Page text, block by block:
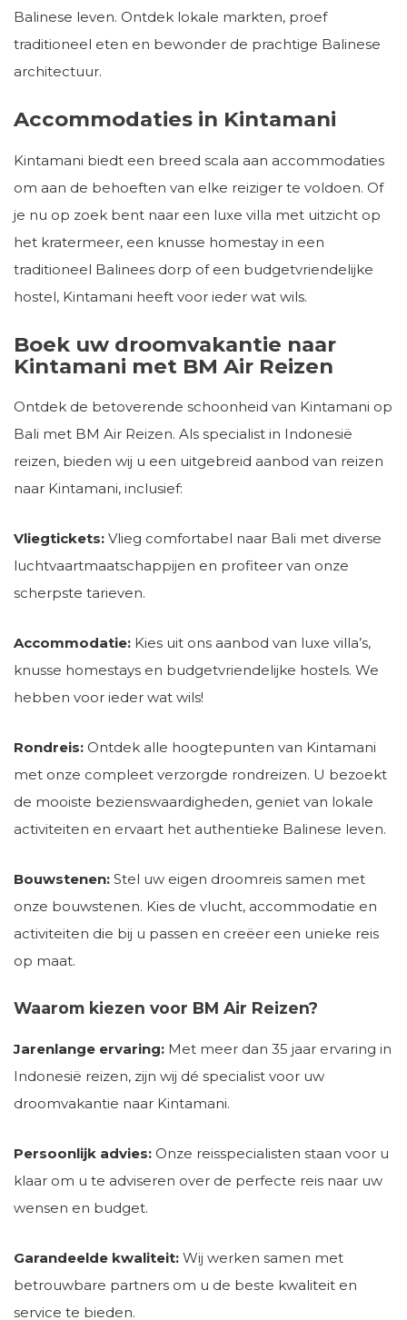
Balinese leven. Ontdek lokale markten, proef
traditioneel eten en bewonder de prachtige Balinese
architectuur.
Accommodaties in Kintamani
Kintamani biedt een breed scala aan accommodaties
om aan de behoeften van elke reiziger te voldoen. Of
je nu op zoek bent naar een luxe villa met uitzicht op
het kratermeer, een knusse homestay in een
traditioneel Balinees dorp of een budgetvriendelijke
hostel, Kintamani heeft voor ieder wat wils.
Boek uw droomvakantie naar
Kintamani met BM Air Reizen
Ontdek de betoverende schoonheid van Kintamani op
Bali met BM Air Reizen. Als specialist in Indonesië
reizen, bieden wij u een uitgebreid aanbod van reizen
naar Kintamani, inclusief:
Vliegtickets: Vlieg comfortabel naar Bali met diverse
luchtvaartmaatschappijen en profiteer van onze
scherpste tarieven.
Accommodatie: Kies uit ons aanbod van luxe villa’s,
knusse homestays en budgetvriendelijke hostels. We
hebben voor ieder wat wils!
Rondreis: Ontdek alle hoogtepunten van Kintamani
met onze compleet verzorgde rondreizen. U bezoekt
de mooiste bezienswaardigheden, geniet van lokale
activiteiten en ervaart het authentieke Balinese leven.
Bouwstenen: Stel uw eigen droomreis samen met
onze bouwstenen. Kies de vlucht, accommodatie en
activiteiten die bij u passen en creëer een unieke reis
op maat.
Waarom kiezen voor BM Air Reizen?
Jarenlange ervaring: Met meer dan 35 jaar ervaring in
Indonesië reizen, zijn wij dé specialist voor uw
droomvakantie naar Kintamani.
Persoonlijk advies: Onze reisspecialisten staan voor u
klaar om u te adviseren over de perfecte reis naar uw
wensen en budget.
Garandeelde kwaliteit: Wij werken samen met
betrouwbare partners om u de beste kwaliteit en
service te bieden.